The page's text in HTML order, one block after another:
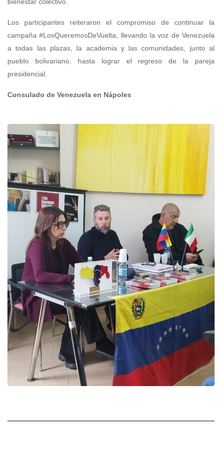
Los participantes reiteraron el compromiso de continuar la
campaña #LosQueremosDeVuelta, llevando la voz de Venezuela
a todas las plazas, la academia y las comunidades, junto al
pueblo bolivariano, hasta lograr el regreso de la pareja
presidencial.
Consulado de Venezuela en Nápoles